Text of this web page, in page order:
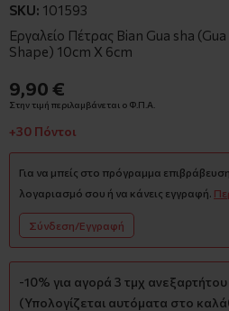
SKU: 101593
Εργαλείο Πέτρας Bian Gua sha
Shape) 10cm X 6cm
9,90 €
Στην τιμή περιλαμβάνεται ο Φ.Π.Α.
+30 Πόντοι
Για να μπείς στο πρόγραμμα
λογαριασμό σου ή να κάνεις εγγραφή.
Σύνδεση/Εγγραφή
-10% για αγορά 3 τμχ
(Υπολογίζεται αυτόματα στο